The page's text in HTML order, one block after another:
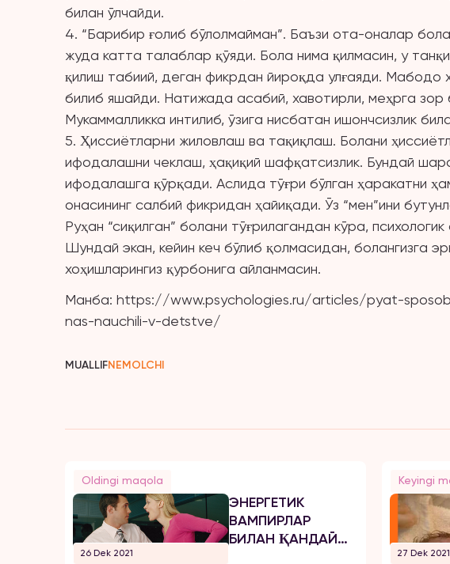
билан ўлчайди.
4. “Барибир ғолиб бўлолмайман”. Баъзи ота-оналар
жуда катта талаблар қўяди. Бола нима қилмасин, у
қилиш табиий, деган фикрдан йироқда улғаяди. Мабодо
билиб яшайди. Натижада асабий, хавотирли, меҳрга зор
Мукаммалликка интилиб, ўзига нисбатан ишончсизлик
5. Ҳиссиётларни жиловлаш ва тақиқлаш. Болани
ифодалашни чеклаш, ҳақиқий шафқатсизлик. Бундай
ифодалашга қўрқади. Аслида тўғри бўлган ҳаракатни
онасининг салбий фикридан ҳайиқади. Ўз “мен”ини
Руҳан “сиқилган” болани тўғрилагандан кўра,
Шундай экан, кейин кеч бўлиб қолмасидан, болангизга
хоҳишларингиз қурбонига айланмасин.
Манба: https://www.psychologies.ru/articles/pyat-
nas-nauchili-v-detstve/
MUALLIFNEMOLCHI
Oldingi maqola
26 Dek 2021
ЭНЕРГЕТИК
ВАМПИРЛАР
БИЛАН ҚАНДАЙ
Keyingi
27 Dek 2021